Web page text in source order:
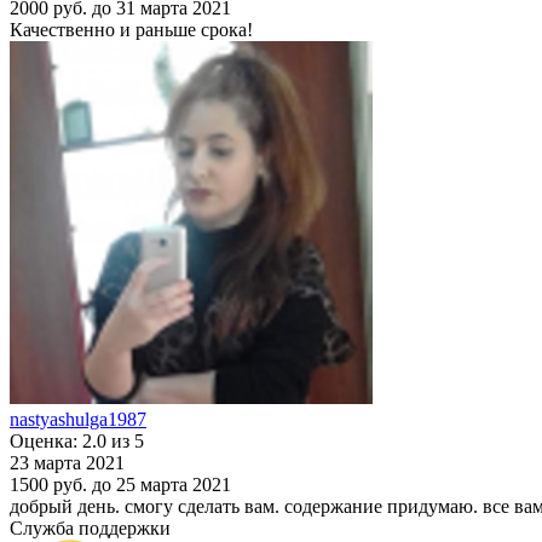
2000 руб. до 31 марта 2021
Качественно и раньше срока!
nastyashulga1987
Оценка: 2.0 из 5
23 марта 2021
1500 руб. до 25 марта 2021
добрый день. смогу сделать вам. содержание придумаю. все
Служба поддержки